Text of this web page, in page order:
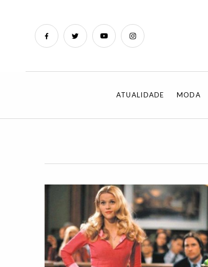
ATUALIDADE MODA